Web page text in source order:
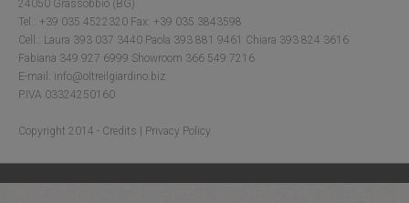
24050 Grassobbio (BG)
Tel.: +39 035.4522320 Fax: +39 035.3843598
Cell.: Laura 393 037 3440 Paola 393 881 9461 Chiara 393 824 3616
Fabiana 349 927 6999 Showroom 366 549 7216
E-mail: info@oltreilgiardino.biz
P.IVA 03324250160
Copyright 2014 - Credits Privacy Policy